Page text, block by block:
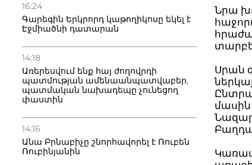
16:24
Գարեգին Երկրորդ կաթողիկոսը եկել է
Էջմիածնի դատարան
14:18
Առերեսվում ենք հայ ժողովրդի
պատմության ամենաանպատվաբեր,
պատմական նախադեպը չունեցող
փաստին
14:16
Անա Բրնաբիչը շնորհավորել է Ռուբեն
Ռուբինյանին
Նրա
Սրան